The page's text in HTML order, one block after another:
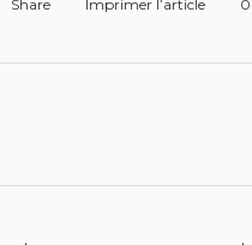
Share Imprimer l’article 0